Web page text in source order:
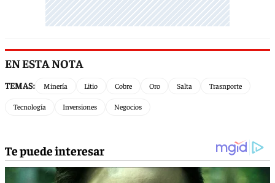
EN ESTA NOTA
TEMAS: Minería Litio Cobre Oro Salta Trasnporte
Tecnología Inversiones Negocios